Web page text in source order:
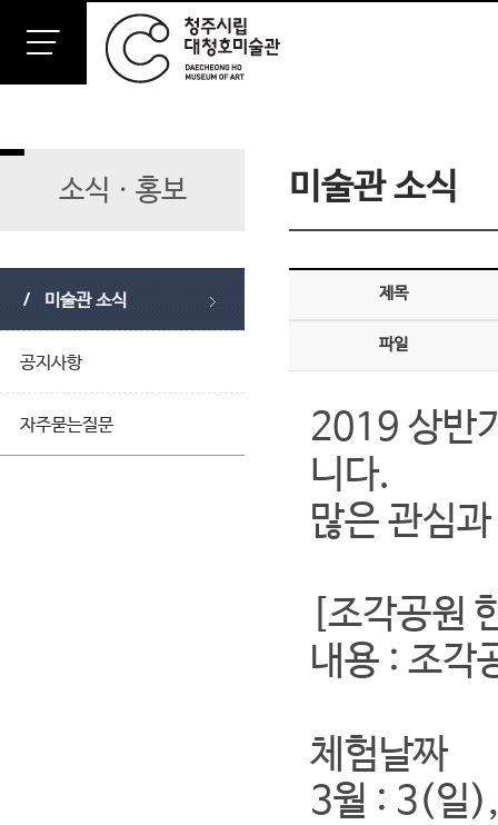
소식ㆍ홍보
미술관 소식
공지사항
자주묻는질문
미술관 소식
제목
파일
2019 상반
니다.
많은 관심
[조각공원
내용 : 조각
체험날짜
3월 : 3(일